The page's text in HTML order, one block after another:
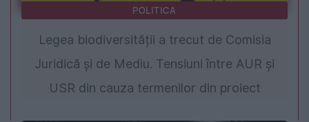
POLITICA
Legea biodiversității a trecut de Comisia
Juridică și de Mediu. Tensiuni între AUR și
USR din cauza termenilor din proiect